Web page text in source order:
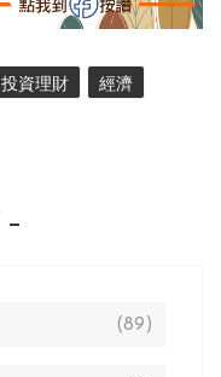
投資理財 經濟
(89)